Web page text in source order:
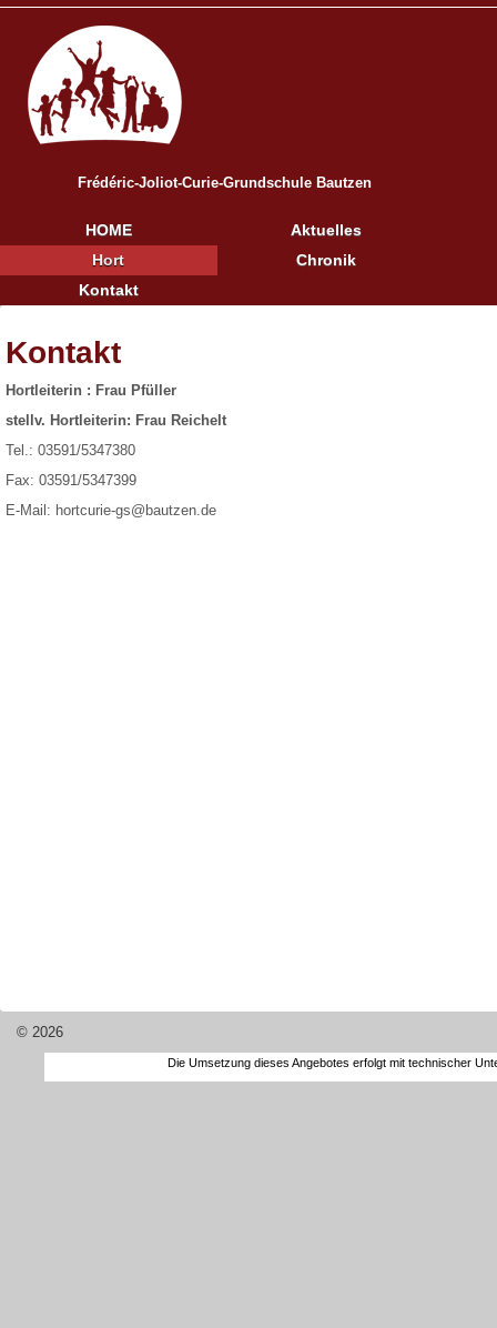
Frédéric-Joliot-Curie-Grundschule Bautzen
HOME
Aktuelles
Hort
Chronik
Kontakt
Kontakt
Hortleiterin : Frau Pfüller
stellv. Hortleiterin: Frau Reichelt
Tel.: 03591/5347380
Fax: 03591/5347399
E-Mail: hortcurie-gs@bautzen.de
© 2026
Die Umsetzung dieses Angebotes erfolgt mit technischer